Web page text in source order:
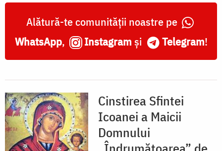
Alătură-te comunității noastre pe
WhatsApp, Instagram și Telegram!
Cinstirea Sfintei
Icoanei a Maicii
Domnului